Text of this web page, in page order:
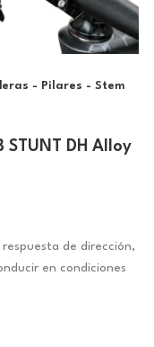
- Pilares - Stem
STUNT DH Alloy
de dirección,
en condiciones